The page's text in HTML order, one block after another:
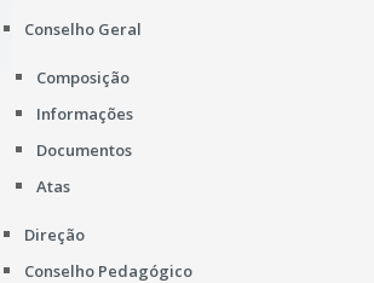
Conselho Geral
Composição
Informações
Documentos
Atas
Direção
Conselho Pedagógico
MICROSOFT TEAMS